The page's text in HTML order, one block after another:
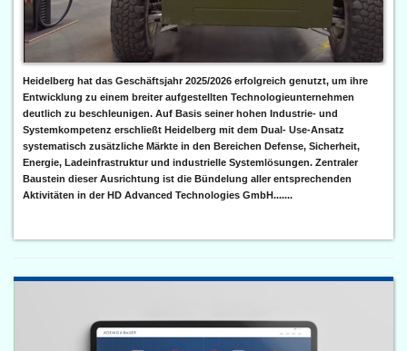
Heidelberg hat das Geschäftsjahr 2025/2026 erfolgreich genutzt, um ihre
Entwicklung zu einem breiter aufgestellten Technologieunternehmen
deutlich zu beschleunigen. Auf Basis seiner hohen Industrie- und
Systemkompetenz erschließt Heidelberg mit dem Dual- Use-Ansatz
systematisch zusätzliche Märkte in den Bereichen Defense, Sicherheit,
Energie, Ladeinfrastruktur und industrielle Systemlösungen. Zentraler
Baustein dieser Ausrichtung ist die Bündelung aller entsprechenden
Aktivitäten in der HD Advanced Technologies GmbH.......